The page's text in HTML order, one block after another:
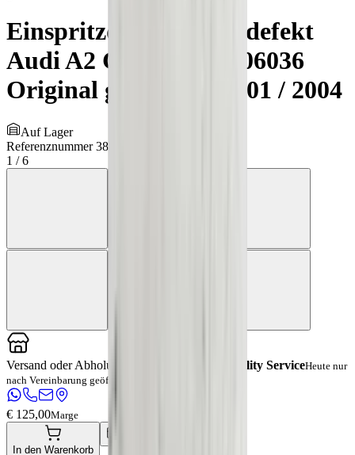
Einspritzdüse 1.6 FSI defekt
Audi A2 Golf IV 036906036
Original gebraucht 2001 / 2004
Auf Lager
Referenznummer 3847465
1 /6
Versand oder Abholung bei Barendrecht Mobility ServiceHeute nur
nach Vereinbarung geöffnet, bitte kontaktieren Sie uns
€ 125,00Marge
In den Warenkorb